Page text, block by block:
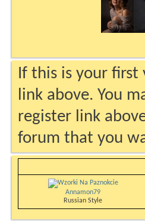
If this is your
link above. You
register link
forum that you
Annamon79
Russian Style